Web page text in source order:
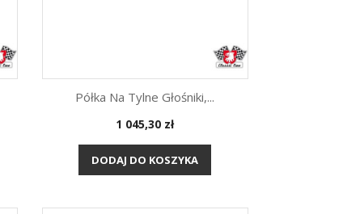
Szybki podgląd
Półka Na Tylne Głośniki,...
Cena
1 045,30 zł
DODAJ DO KOSZYKA